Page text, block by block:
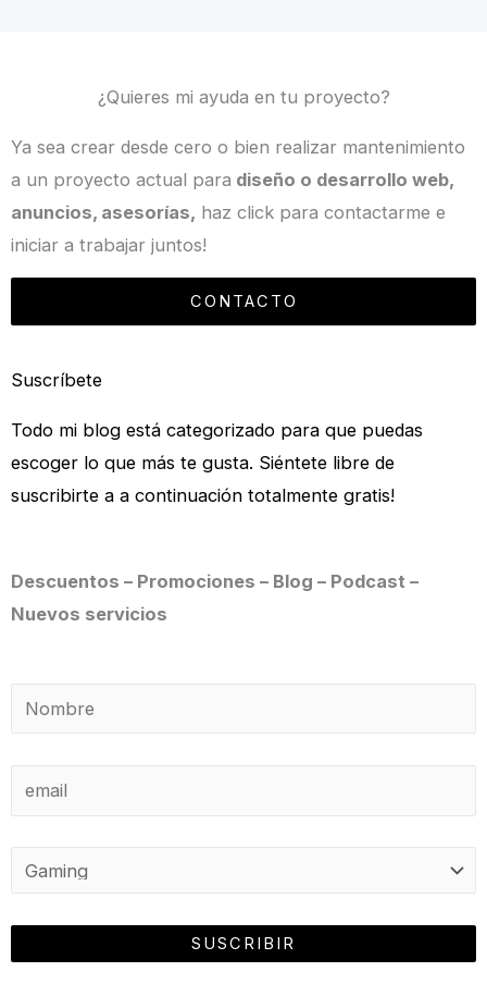
¿Quieres mi ayuda en tu proyecto?
Ya sea crear desde cero o bien realizar mantenimiento
a un proyecto actual para diseño o desarrollo web,
anuncios, asesorías, haz click para contactarme e
iniciar a trabajar juntos!
CONTACTO
Suscríbete
Todo mi blog está categorizado para que puedas
escoger lo que más te gusta. Siéntete libre de
suscribirte a a continuación totalmente gratis!
Descuentos – Promociones – Blog – Podcast –
Nuevos servicios